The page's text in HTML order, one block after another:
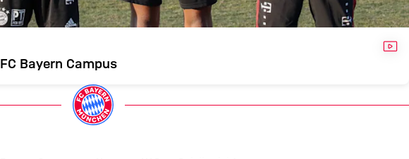
Bayern Campus